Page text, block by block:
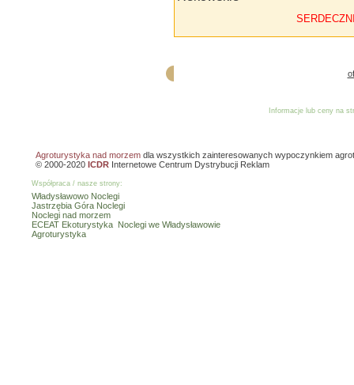
Informacje lub ceny na
Agroturystyka nad morzem dla wszystkich zainteresowanych wypoczynkiem
© 2000-2020 ICDR Internetowe Centrum Dystrybucji Reklam
Współpraca / nasze strony:
Władysławowo Noclegi
Jastrzębia Góra Noclegi
Noclegi nad morzem
ECEAT Ekoturystyka Noclegi we Władysławowie
Agroturystyka